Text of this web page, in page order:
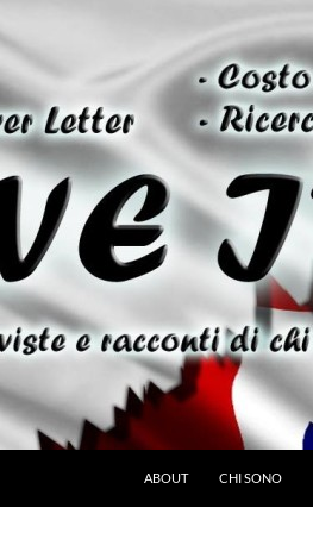
ABOUT CHI SONO